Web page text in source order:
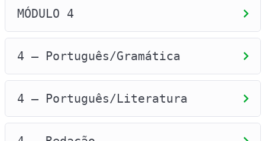
MÓDULO 4
4 – Português/Gramática
4 – Português/Literatura